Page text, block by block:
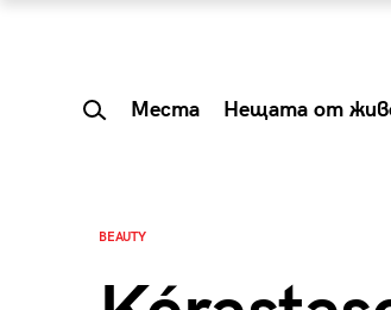
Места Нещата от
BEAUTY